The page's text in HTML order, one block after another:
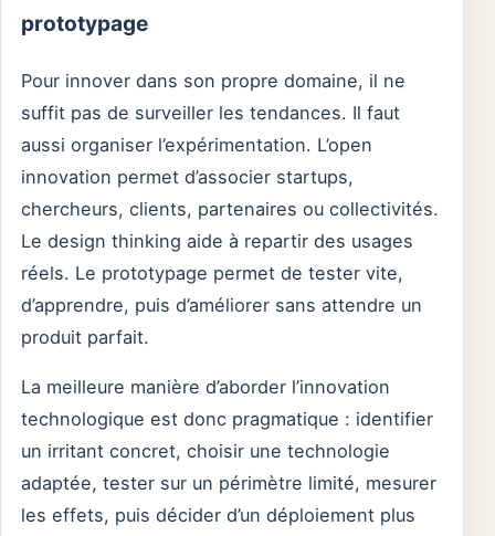
prototypage
Pour innover dans son propre domaine, il ne
suffit pas de surveiller les tendances. Il faut
aussi organiser l’expérimentation. L’open
innovation permet d’associer startups,
chercheurs, clients, partenaires ou collectivités.
Le design thinking aide à repartir des usages
réels. Le prototypage permet de tester vite,
d’apprendre, puis d’améliorer sans attendre un
produit parfait.
La meilleure manière d’aborder l’innovation
technologique est donc pragmatique : identifier
un irritant concret, choisir une technologie
adaptée, tester sur un périmètre limité, mesurer
les effets, puis décider d’un déploiement plus